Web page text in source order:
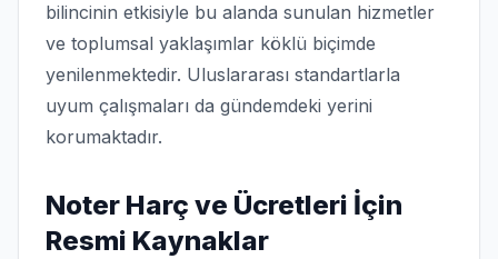
bilincinin etkisiyle bu alanda sunulan hizmetler
ve toplumsal yaklaşımlar köklü biçimde
yenilenmektedir. Uluslararası standartlarla
uyum çalışmaları da gündemdeki yerini
korumaktadır.
Noter Harç ve Ücretleri İçin
Resmi Kaynaklar